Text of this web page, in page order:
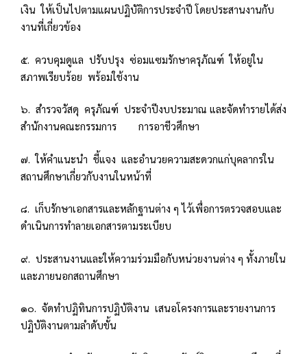
เงิน ให้เป็นไปตามแผนปฏิบัติการประจำปี โดยประสานงานกับ
งานที่เกี่ยวข้อง
๕. ควบคุมดูแล ปรับปรุง ซ่อมแซมรักษาครุภัณฑ์ ให้อยู่ใน
สภาพเรียบร้อย พร้อมใช้งาน
๖. สำรวจวัสดุ ครุภัณฑ์ ประจำปีงบประมาณ และจัดทำรายได้ส่ง
สำนักงานคณะกรรมการ การอาชีวศึกษา
๗. ให้คำแนะนำ ชี้แจง และอำนวยความสะดวกแก่บุคลากรใน
สถานศึกษาเกี่ยวกับงานในหน้าที่
๘. เก็บรักษาเอกสารและหลักฐานต่าง ๆ ไว้เพื่อการตรวจสอบและ
ดำเนินการทำลายเอกสารตามระเบียบ
๙. ประสานงานและให้ความร่วมมือกับหน่วยงานต่าง ๆ ทั้งภายใน
และภายนอกสถานศึกษา
๑๐. จัดทำปฏิทินการปฏิบัติงาน เสนอโครงการและรายงานการ
ปฏิบัติงานตามลำดับขั้น